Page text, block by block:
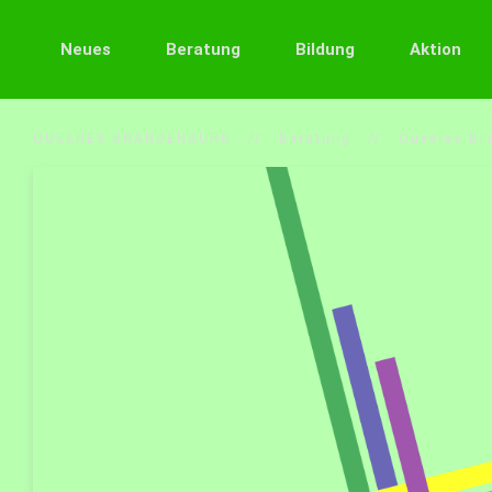
Neues Beratung Bildung Aktion
QUEERES BRANDENBURG Beratung Queeres